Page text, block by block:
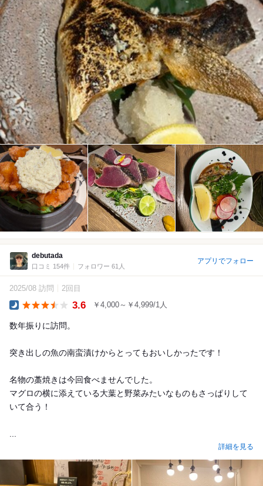
debutada
口コミ 154件 フォロワー 61人
アプリでフォロー
2025/08 訪問 2回目
3.6 ￥4,000～￥4,999/1人
数年振りに訪問。
突き出しの魚の南蛮漬けからとってもおいしかったです！
名物の藁焼きは今回食べませんでした。
マグロの横に添えている大葉と野菜みたいなものもさっぱりして
いて合う！
...
詳細を見る